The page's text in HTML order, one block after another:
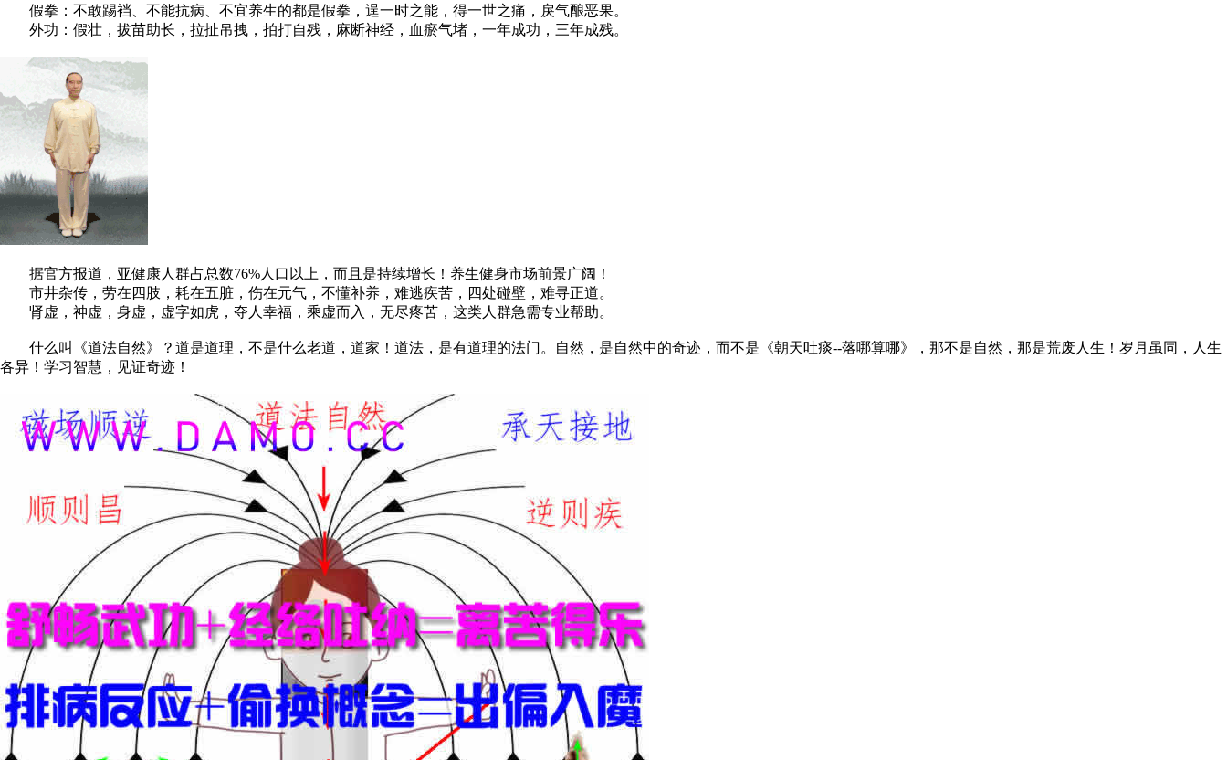
假拳：不敢踢裆、不能抗病、不宜养生的都是假拳，逞一时之能，得一世之痛，戾气酿恶果。
外功：假壮，拔苗助长，拉扯吊拽，拍打自残，麻断神经，血瘀气堵，一年成功，三年成残。
据官方报道，亚健康人群占总数76%人口以上，而且是持续增长！养生健身市场前景广阔！
市井杂传，劳在四肢，耗在五脏，伤在元气，不懂补养，难逃疾苦，四处碰壁，难寻正道。
肾虚，神虚，身虚，虚字如虎，夺人幸福，乘虚而入，无尽疼苦，这类人群急需专业帮助。
什么叫《道法自然》？道是道理，不是什么老道，道家！道法，是有道理的法门。自然，是自然中的奇迹，而不是《朝天吐痰--落哪算哪》，那不是自然，那是荒废人生！岁月虽同，人生
各异！学习智慧，见证奇迹！